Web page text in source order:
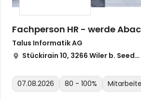
Fachperson HR - werde
Talus Informatik AG
Stückirain 10, 3266 Wiler b. Seedorf
07.08.2026 80 - 100%